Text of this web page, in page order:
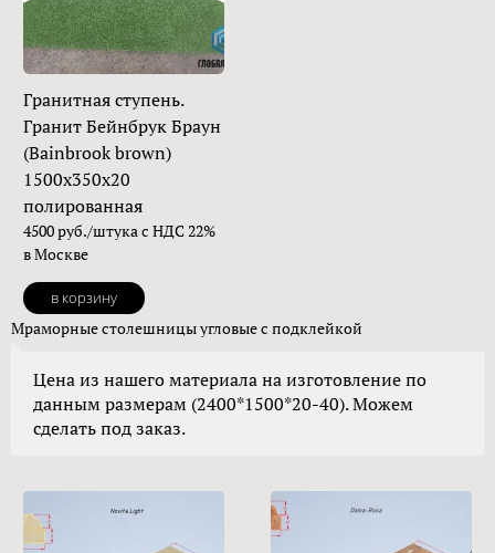
Гранитная ступень.
Гранит Бейнбрук Браун
(Bainbrook brown)
1500х350х20
полированная
4500 руб./штука с НДС 22%
в Москве
в корзину
Мраморные столешницы угловые с подклейкой
Цена из нашего материала на изготовление по
данным размерам (2400*1500*20-40). Можем
сделать под заказ.